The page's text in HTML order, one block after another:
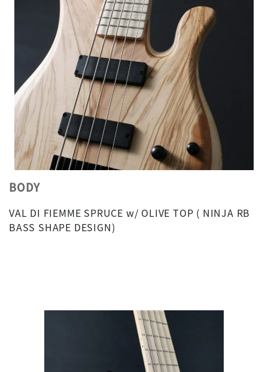
BODY
VAL DI FIEMME SPRUCE w/ OLIVE TOP ( NINJA RB
BASS SHAPE DESIGN)